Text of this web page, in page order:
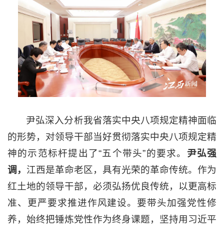
尹弘深入分析我省落实中央八项规定精神面临
的形势，对领导干部当好贯彻落实中央八项规定精
神的示范标杆提出了“五个带头”的要求。 尹弘强
调， 江西是革命老区，具有光荣的革命传统。作为
红土地的领导干部，必须弘扬优良传统，以更高标
准、更严要求推进作风建设。要带头加强党性修
养，始终把锤炼党性作为终身课题，坚持用习近平